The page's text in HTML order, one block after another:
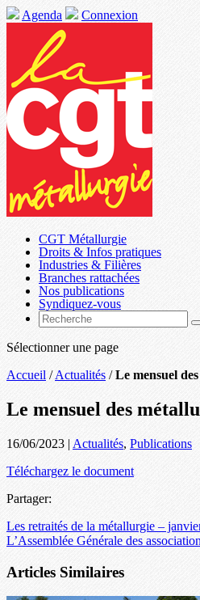
Agenda Connexion
CGT Métallurgie
Droits & Infos pratiques
Industries & Filières
Branches rattachées
Nos publications
Syndiquez-vous
Sélectionner une page
Accueil /Actualités /Le mensuel
Le mensuel des
16/06/2023 | Actualités, Publications
Téléchargez le document
Partager:
Les retraités de la métallurgie –
L’Assemblée Générale des
Articles Similaires